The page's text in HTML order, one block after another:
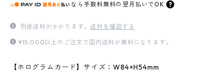
なら 手数料無料の 翌月払いでOK
別途送料がかかります。送料を確認する
¥15,000以上のご注文で国内送料が無料になります。
【ホログラムカード】サイズ：W84×H54mm